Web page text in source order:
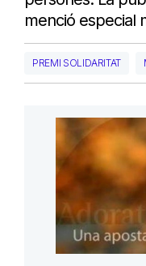
menció especial
PREMI SOLIDARITAT